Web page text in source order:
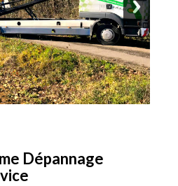
Dépannage